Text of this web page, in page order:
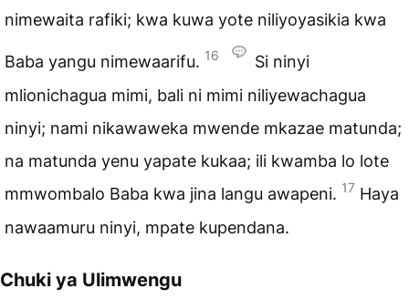
nimewaita rafiki; kwa kuwa yote niliyoyasikia kwa
Baba yangu nimewaarifu. 16
Si ninyi
mlionichagua mimi, bali ni mimi niliyewachagua
ninyi; nami nikawaweka mwende mkazae matunda;
na matunda yenu yapate kukaa; ili kwamba lo lote
mmwombalo Baba kwa jina langu awapeni. 17 Haya
nawaamuru ninyi, mpate kupendana.
Chuki ya Ulimwengu